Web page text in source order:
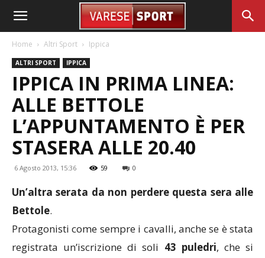
Home Altri Sport Ippica
ALTRI SPORT IPPICA
IPPICA IN PRIMA LINEA:
ALLE BETTOLE
L’APPUNTAMENTO È PER
STASERA ALLE 20.40
6 Agosto 2013, 15:36 59 0
Un’altra serata da non perdere questa sera alle
Bettole.
Protagonisti come sempre i cavalli, anche se è stata
registrata un’iscrizione di soli 43 puledri, che si